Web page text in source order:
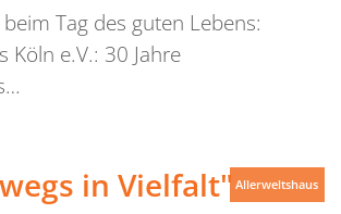
Tag des guten Lebens:
Köln e.V.: 30 Jahre
in Vielfalt" Allerweltshaus